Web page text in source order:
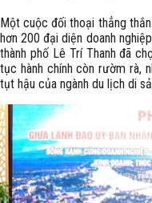
Một cuộc đối thoại thẳng
hơn 200 đại diện doanh
thành phố Lê Trí Thanh đã
tục hành chính còn rườm rà,
tụt hậu của ngành du lịch di